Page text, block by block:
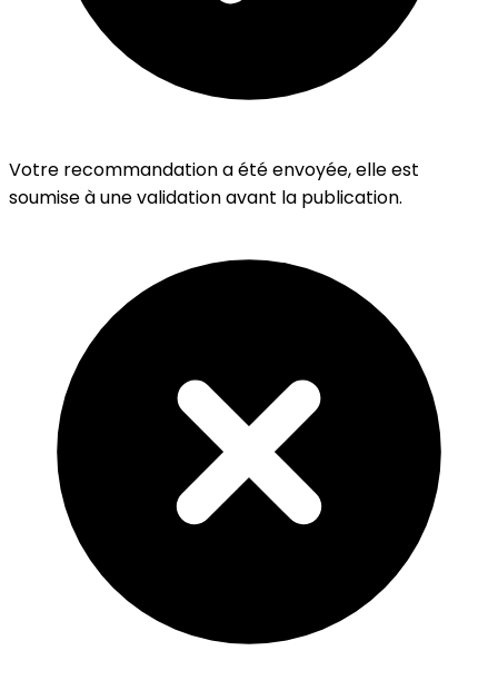
Votre recommandation a été envoyée, elle est
soumise à une validation avant la publication.